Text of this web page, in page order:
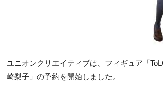
ユニオンクリエイティブは、フィギュア「
崎梨子」の予約を開始しました。